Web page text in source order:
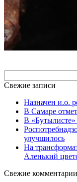
Свежие записи
Назначен и.о.
В Самаре
В
улучшилось
На
Аленький
Свежие комментарии